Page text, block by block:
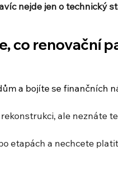
nejde jen o technický
co renovační
a bojíte se finančních
ale neznáte
etapách a nechcete